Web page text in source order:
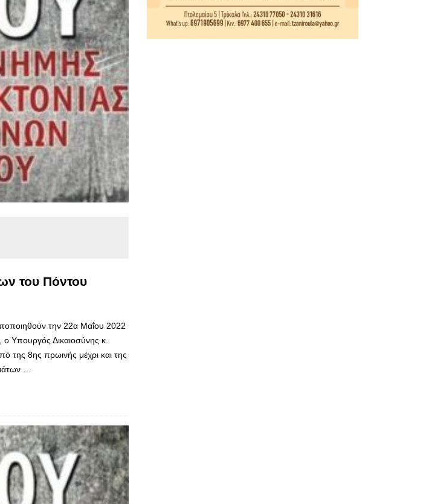
του Πόντου
την 22α Μαΐου 2022
Υπουργός Δικαιοσύνης κ.
της 8ης πρωινής μέχρι και της
…